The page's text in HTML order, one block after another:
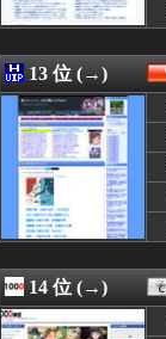
08/07 13:10
08/07 13:09
08/07 13:09
08/07 13:09
08/07 13:09
08/07 13:08
08/07 13:07
08/07 13:06
08/07 13:05
08/07 13:05
08/07 13:05
08/07 13:05
08/07 13:05
08/07 13:05
08/07 13:03
13 位 (→)
14 位 (→)